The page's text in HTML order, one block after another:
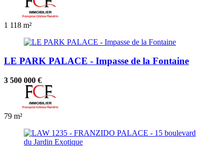
1 118 m²
LE PARK PALACE - Impasse de la Fontaine
3 500 000 €
79 m²